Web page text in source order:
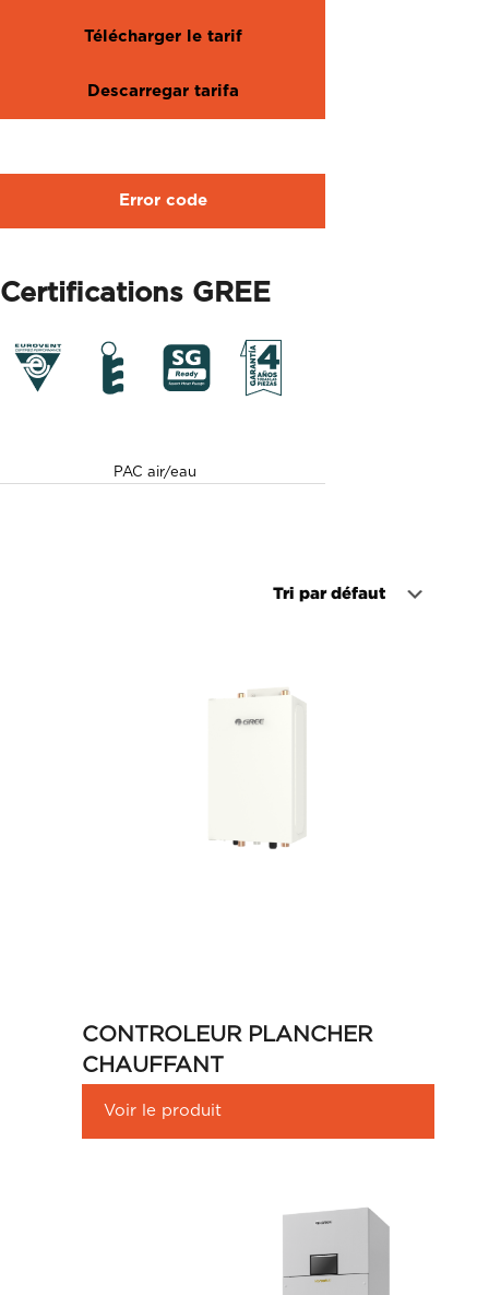
Télécharger le tarif
Descarregar tarifa
Error code
Certifications GREE
PAC air/eau
CONTROLEUR PLANCHER
CHAUFFANT
Voir le produit